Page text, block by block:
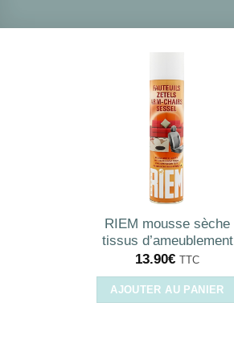
RIEM mousse sèche
tissus d’ameublement
13.90€ TTC
AJOUTER AU PANIER